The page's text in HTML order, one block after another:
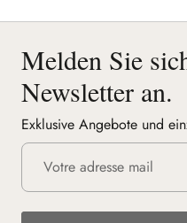
Melden Sie
Newsletter an.
Exklusive Angebote und